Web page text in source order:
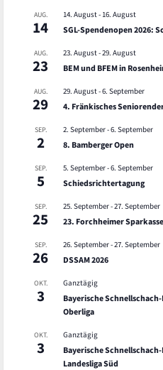
AUG.
14
14. August- 16. August
SGL-Spendenopen 2026:
AUG.
23
23. August-29. August
BEM und BFEM in
AUG.
29
29. August-6. September
4. Fränkisches
SEP.
2
2. September-6. September
8. Bamberger Open
SEP.
5
5. September-6. September
Schiedsrichtertagung
SEP.
25
25. September-27. September
23. Forchheimer
SEP.
26
26. September-27. September
DSSAM 2026
OKT.
3
Ganztägig
Bayerische
Oberliga
OKT.
3
Ganztägig
Bayerische
Landesliga Süd